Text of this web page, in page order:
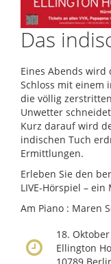
Das
Eines Abends wird
Schloss mit einem
die völlig
Unwetter
Kurz darauf wird
indischen Tuch
Ermittlungen.
Erleben Sie den
LIVE-Hörspiel – ein
Am Piano : Maren
18.
Ellington